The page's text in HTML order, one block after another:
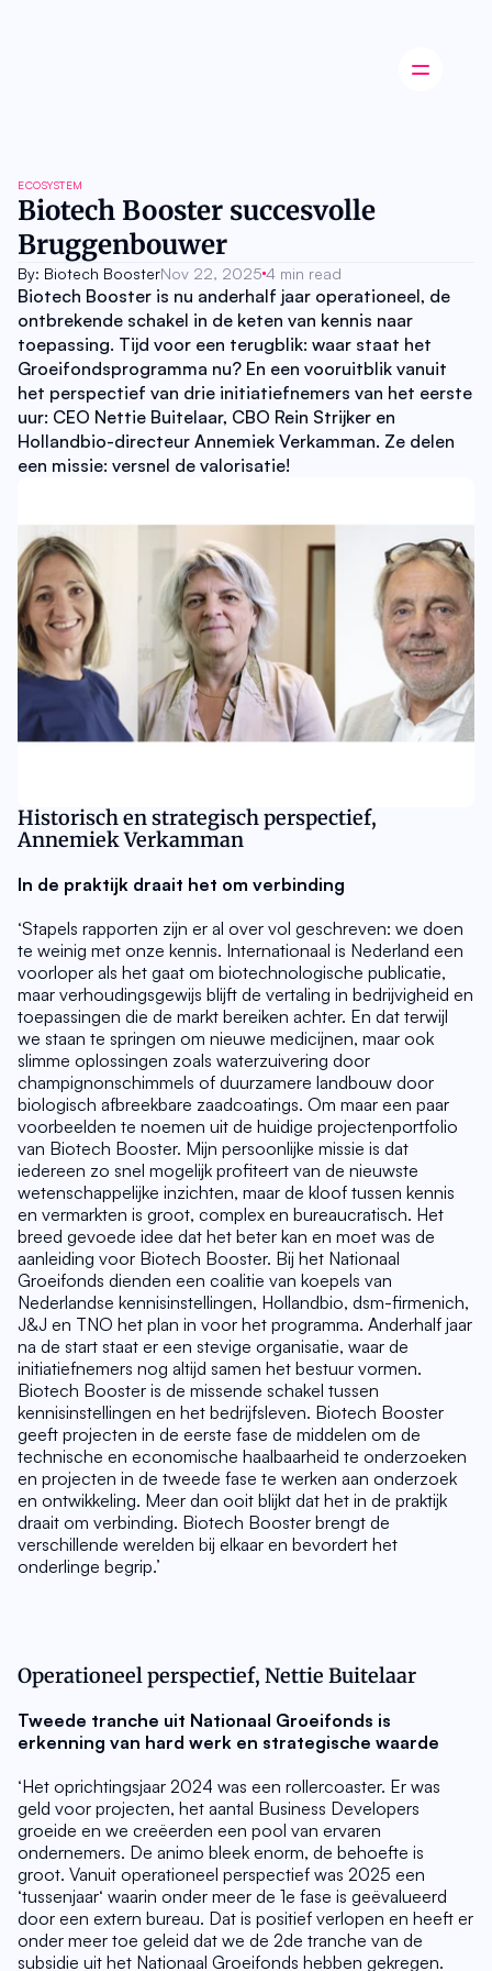
About
Careers
Authors
Advertise
Contact
Innovation
Industry
Startup
Career
Ecosystem
Partnerships
Opinion
ECOSYSTEM
Biotech Booster succesvolle
Bruggenbouwer
By: Biotech BoosterNov 22, 2025 4 min read
Biotech Booster is nu anderhalf jaar operationeel, de
ontbrekende schakel in de keten van kennis naar
toepassing. Tijd voor een terugblik: waar staat het
Groeifondsprogramma nu? En een vooruitblik vanuit
het perspectief van drie initiatiefnemers van het eerste
uur: CEO Nettie Buitelaar, CBO Rein Strijker en
Hollandbio-directeur Annemiek Verkamman. Ze delen
een missie: versnel de valorisatie!
Historisch en strategisch perspectief,
Annemiek Verkamman
In de praktijk draait het om verbinding
‘Stapels rapporten zijn er al over vol geschreven: we doen
te weinig met onze kennis. Internationaal is Nederland een
voorloper als het gaat om biotechnologische publicatie,
maar verhoudingsgewijs blijft de vertaling in bedrijvigheid en
toepassingen die de markt bereiken achter. En dat terwijl
we staan te springen om nieuwe medicijnen, maar ook
slimme oplossingen zoals waterzuivering door
champignonschimmels of duurzamere landbouw door
biologisch afbreekbare zaadcoatings. Om maar een paar
voorbeelden te noemen uit de huidige projectenportfolio
van Biotech Booster. Mijn persoonlijke missie is dat
iedereen zo snel mogelijk profiteert van de nieuwste
wetenschappelijke inzichten, maar de kloof tussen kennis
en vermarkten is groot, complex en bureaucratisch. Het
breed gevoede idee dat het beter kan en moet was de
aanleiding voor Biotech Booster. Bij het Nationaal
Groeifonds dienden een coalitie van koepels van
Nederlandse kennisinstellingen, Hollandbio, dsm-firmenich,
J&J en TNO het plan in voor het programma. Anderhalf jaar
na de start staat er een stevige organisatie, waar de
initiatiefnemers nog altijd samen het bestuur vormen.
Biotech Booster is de missende schakel tussen
kennisinstellingen en het bedrijfsleven. Biotech Booster
geeft projecten in de eerste fase de middelen om de
technische en economische haalbaarheid te onderzoeken
en projecten in de tweede fase te werken aan onderzoek
en ontwikkeling. Meer dan ooit blijkt dat het in de praktijk
draait om verbinding. Biotech Booster brengt de
verschillende werelden bij elkaar en bevordert het
onderlinge begrip.’
Operationeel perspectief, Nettie Buitelaar
Tweede tranche uit Nationaal Groeifonds is
erkenning van hard werk en strategische waarde
‘Het oprichtingsjaar 2024 was een rollercoaster. Er was
geld voor projecten, het aantal Business Developers
groeide en we creëerden een pool van ervaren
ondernemers. De animo bleek enorm, de behoefte is
groot. Vanuit operationeel perspectief was 2025 een
‘tussenjaar‘ waarin onder meer de 1e fase is geëvalueerd
door een extern bureau. Dat is positief verlopen en heeft er
onder meer toe geleid dat we de 2de tranche van de
subsidie uit het Nationaal Groeifonds hebben gekregen.